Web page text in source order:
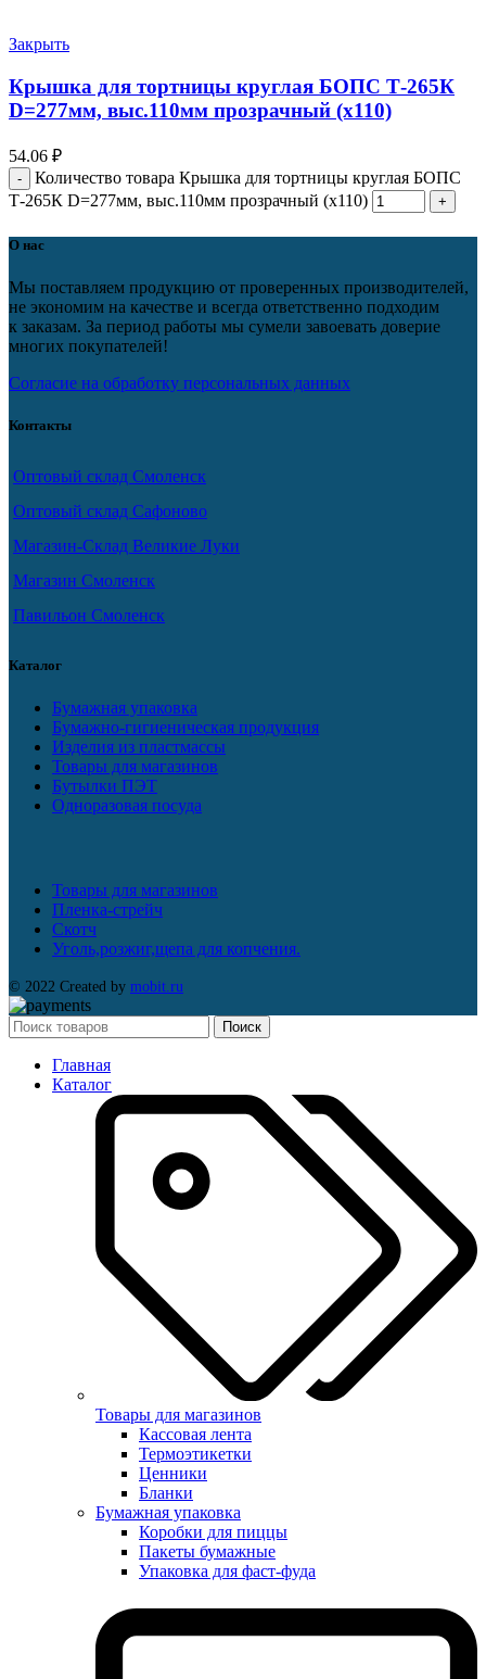
Закрыть
Крышка для тортницы круглая БОПС Т-265К
D=277мм, выс.110мм прозрачный (х110)
54.06 ₽
Количество товара Крышка для тортницы круглая БОПС
Т-265К D=277мм, выс.110мм прозрачный (х110)
О нас
Мы поставляем продукцию от проверенных производителей,
не экономим на качестве и всегда ответственно подходим
к заказам. За период работы мы сумели завоевать доверие
многих покупателей!
Согласие на обработку персональных данных
Контакты
Оптовый склад Смоленск
Оптовый склад Сафоново
Магазин-Склад Великие Луки
Магазин Смоленск
Павильон Смоленск
Каталог
Бумажная упаковка
Бумажно-гигиеническая продукция
Изделия из пластмассы
Товары для магазинов
Бутылки ПЭТ
Одноразовая посуда
Товары для магазинов
Пленка-стрейч
Скотч
Уголь,розжиг,щепа для копчения.
© 2022 Created by mobit.ru
Поиск
Главная
Каталог
Товары для магазинов
Кассовая лента
Термоэтикетки
Ценники
Бланки
Бумажная упаковка
Коробки для пиццы
Пакеты бумажные
Упаковка для фаст-фуда